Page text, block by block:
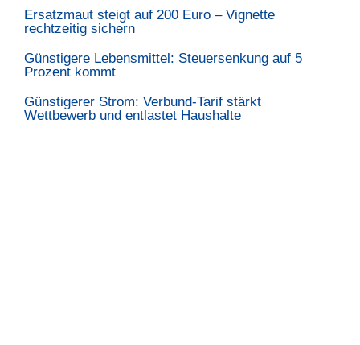
Ersatzmaut steigt auf 200 Euro – Vignette
rechtzeitig sichern
Günstigere Lebensmittel: Steuersenkung auf 5
Prozent kommt
Günstigerer Strom: Verbund-Tarif stärkt
Wettbewerb und entlastet Haushalte